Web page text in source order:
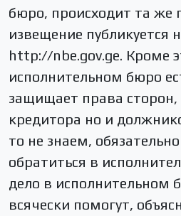
бюро, происходит та же
извещение публикуется
http://nbe.gov.ge. Кроме
исполнительном бюро
защищает права сторон,
кредитора но и
то не знаем,
обратиться в
дело в исполнительном
всячески помогут,